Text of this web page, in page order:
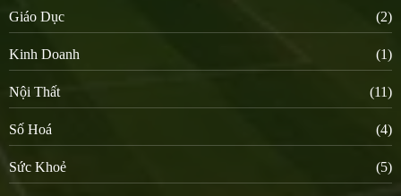
Giáo Dục (2)
Kinh Doanh (1)
Nội Thất (11)
Số Hoá (4)
Sức Khoẻ (5)